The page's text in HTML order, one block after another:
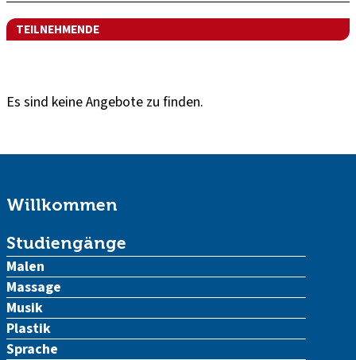
TEILNEHMENDE
Es sind keine Angebote zu finden.
Willkommen
Studiengänge
Malen
Massage
Musik
Plastik
Sprache